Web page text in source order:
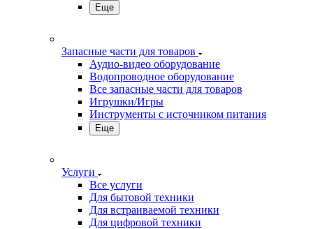
Еще
Запасные части для товаров
Аудио-видео оборудование
Водопроводное оборудование
Все запасные части для товаров
Игрушки/Игры
Инструменты с источником питания
Еще
Услуги
Все услуги
Для бытовой техники
Для встраиваемой техники
Для цифровой техники